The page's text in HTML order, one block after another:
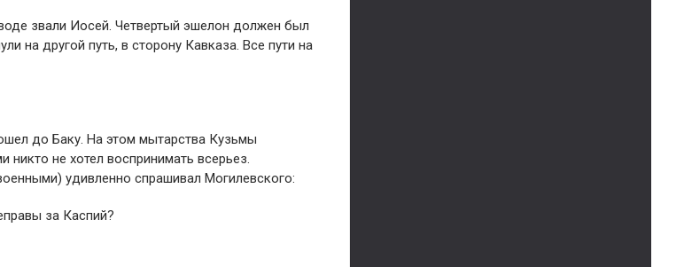
звали Иосей. Четвертый эшелон должен был
на другой путь, в сторону Кавказа. Все пути на
до Баку. На этом мытарства Кузьмы
никто не хотел воспринимать всерьез.
удивленно спрашивал Могилевского:
за Каспий?